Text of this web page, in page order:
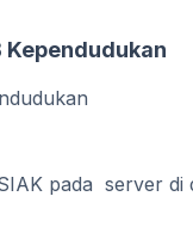
Kependudukan
pada server di